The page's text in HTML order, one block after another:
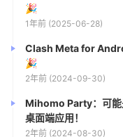
🎉
1年前 (2025-06-28)
Clash Meta for
🎉
2年前 (2024-09-30)
Mihomo Party：可
桌面端应用！
2年前 (2024-08-30)